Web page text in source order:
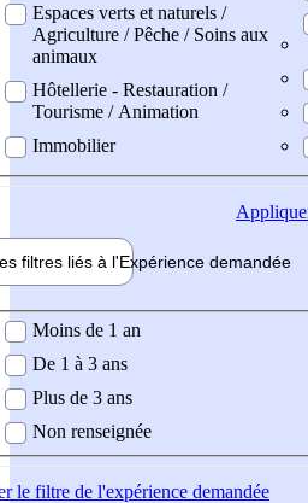
Espaces verts et naturels /
Agriculture / Pêche / Soins aux
animaux
Hôtellerie - Restauration /
Tourisme / Animation
Immobilier
filtres liés à l'Expérience demandée
demandée
Moins de 1 an
De 1 à 3 ans
Plus de 3 ans
Non renseignée
le filtre de l'expérience demandée